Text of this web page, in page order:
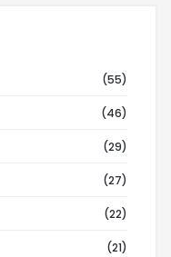
(55)
(46)
(29)
(27)
(22)
(21)